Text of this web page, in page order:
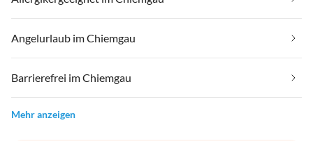
Angelurlaub im Chiemgau
Barrierefrei im Chiemgau
Mehr anzeigen